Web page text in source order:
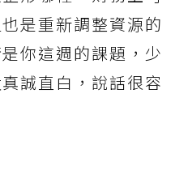
是重新調整資源的
你這週的課題，少
誠直白，說話很容